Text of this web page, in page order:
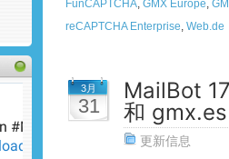
FunCAPTCHA GMX Europe
reCAPTCHA Enterprise Web.de
3月
31
MailBot
和
更新信息